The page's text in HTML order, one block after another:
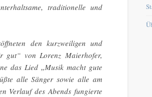
traditionelle und
den kurzweiligen und
gut“ von Lorenz Maierhofer,
das Lied „Musik macht gute
alle Sänger sowie alle am
Verlauf des Abends fungierte